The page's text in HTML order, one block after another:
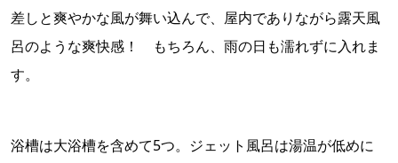
差しと爽やかな風が舞い込んで、屋内でありながら露天風
呂のような爽快感！ もちろん、雨の日も濡れずに入れま
す。
浴槽は大浴槽を含めて5つ。ジェット風呂は湯温が低めに